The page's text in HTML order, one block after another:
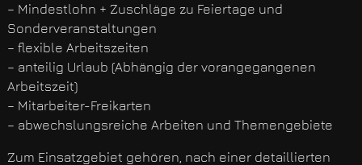
– Mindestlohn + Zuschläge zu Feiertage und
Sonderveranstaltungen
– flexible Arbeitszeiten
– anteilig Urlaub (Abhängig der vorangegangenen
Arbeitszeit)
– Mitarbeiter-Freikarten
– abwechslungsreiche Arbeiten und Themengebiete
Zum Einsatzgebiet gehören, nach einer detaillierten